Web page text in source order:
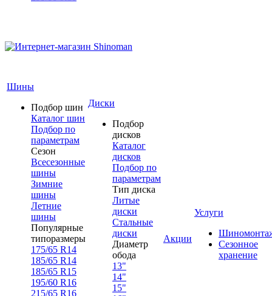
Шины
Подбор шин
Каталог шин
Подбор по
параметрам
Сезон
Всесезонные
шины
Зимние
шины
Летние
шины
Популярные
типоразмеры
175/65 R14
185/65 R14
185/65 R15
195/60 R16
215/65 R16
Диски
Подбор
дисков
Каталог
дисков
Подбор по
параметрам
Тип диска
Литые
диски
Стальные
диски
Диаметр
обода
13"
14"
15"
Акции
Услуги
Сезонное
хранение